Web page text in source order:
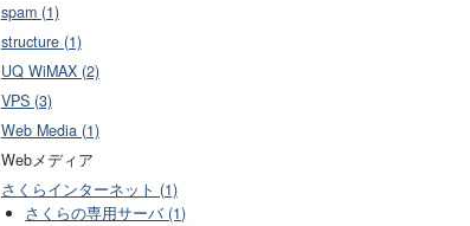
spam (1)
structure (1)
UQ WiMAX (2)
VPS (3)
Web Media (1)
Webメディア
さくらインターネット (1)
さくらの専用サーバ (1)